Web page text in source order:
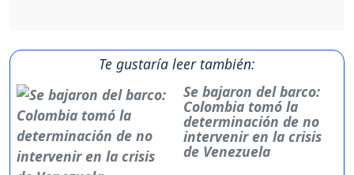
Te gustaría leer también:
Se bajaron del barco:
Colombia tomó la
determinación de no
intervenir en la crisis
de Venezuela